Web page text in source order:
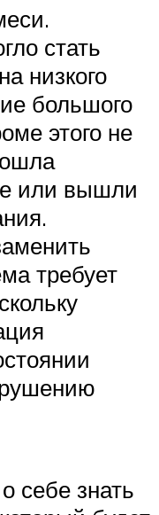
стать
низкого
большого
этого не
или вышли
требует
себе знать